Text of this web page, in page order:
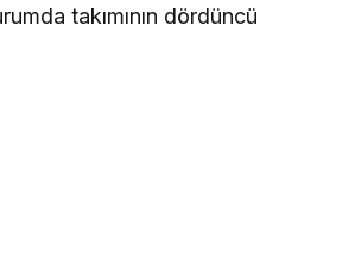
takımının dördüncü